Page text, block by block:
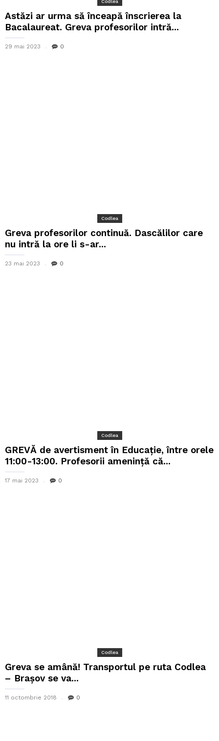
Codlea
Astăzi ar urma să înceapă înscrierea la
Bacalaureat. Greva profesorilor intră...
29 mai 2023 0
Codlea
Greva profesorilor continuă. Dascălilor care
nu intră la ore li s-ar...
23 mai 2023 0
Codlea
GREVĂ de avertisment în Educație, între orele
11:00-13:00. Profesorii amenință că...
17 mai 2023 0
Codlea
Greva se amână! Transportul pe ruta Codlea
– Brașov se va...
11 octombrie 2018 0